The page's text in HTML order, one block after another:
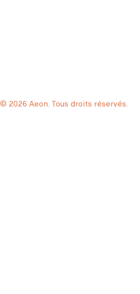
© 2026 Aeon. Tous droits réservés.